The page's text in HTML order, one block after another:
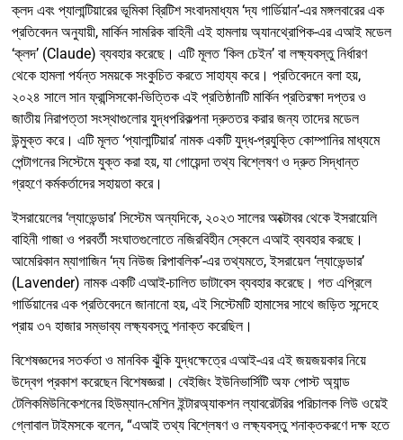
ক্লদ এবং প্যালান্টিয়ারের ভূমিকা ব্রিটিশ সংবাদমাধ্যম ‘দ্য গার্ডিয়ান’-এর মঙ্গলবারের এক
প্রতিবেদন অনুযায়ী, মার্কিন সামরিক বাহিনী এই হামলায় অ্যানথ্রোপিক-এর এআই মডেল
‘ক্লদ’ (Claude) ব্যবহার করেছে। এটি মূলত ‘কিল চেইন’ বা লক্ষ্যবস্তু নির্ধারণ
থেকে হামলা পর্যন্ত সময়কে সংকুচিত করতে সাহায্য করে। প্রতিবেদনে বলা হয়,
২০২৪ সালে সান ফ্রান্সিসকো-ভিত্তিক এই প্রতিষ্ঠানটি মার্কিন প্রতিরক্ষা দপ্তর ও
জাতীয় নিরাপত্তা সংস্থাগুলোর যুদ্ধপরিকল্পনা দ্রুততর করার জন্য তাদের মডেল
উন্মুক্ত করে। এটি মূলত ‘প্যালান্টিয়ার’ নামক একটি যুদ্ধ-প্রযুক্তি কোম্পানির মাধ্যমে
পেন্টাগনের সিস্টেমে যুক্ত করা হয়, যা গোয়েন্দা তথ্য বিশ্লেষণ ও দ্রুত সিদ্ধান্ত
গ্রহণে কর্মকর্তাদের সহায়তা করে।
ইসরায়েলের ‘ল্যাভেন্ডার’ সিস্টেম অন্যদিকে, ২০২৩ সালের অক্টোবর থেকে ইসরায়েলি
বাহিনী গাজা ও পরবর্তী সংঘাতগুলোতে নজিরবিহীন স্কেলে এআই ব্যবহার করছে।
আমেরিকান ম্যাগাজিন ‘দ্য নিউজ রিপাবলিক’-এর তথ্যমতে, ইসরায়েল ‘ল্যাভেন্ডার’
(Lavender) নামক একটি এআই-চালিত ডাটাবেস ব্যবহার করেছে। গত এপ্রিলে
গার্ডিয়ানের এক প্রতিবেদনে জানানো হয়, এই সিস্টেমটি হামাসের সাথে জড়িত সন্দেহে
প্রায় ৩৭ হাজার সম্ভাব্য লক্ষ্যবস্তু শনাক্ত করেছিল।
বিশেষজ্ঞদের সতর্কতা ও মানবিক ঝুঁকি যুদ্ধক্ষেত্রে এআই-এর এই জয়জয়কার নিয়ে
উদ্বেগ প্রকাশ করেছেন বিশেষজ্ঞরা। বেইজিং ইউনিভার্সিটি অফ পোস্ট অ্যান্ড
টেলিকমিউনিকেশনের হিউম্যান-মেশিন ইন্টারঅ্যাকশন ল্যাবরেটরির পরিচালক লিউ ওয়েই
গ্লোবাল টাইমসকে বলেন, “এআই তথ্য বিশ্লেষণ ও লক্ষ্যবস্তু শনাক্তকরণে দক্ষ হতে